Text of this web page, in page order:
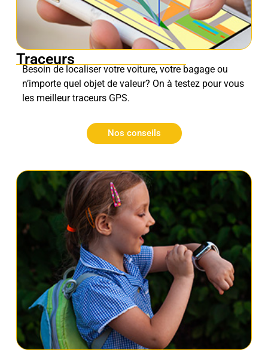
Traceurs
Besoin de localiser votre voiture, votre bagage ou
n’importe quel objet de valeur? On à testez pour vous
les meilleur traceurs GPS.
Nos conseils